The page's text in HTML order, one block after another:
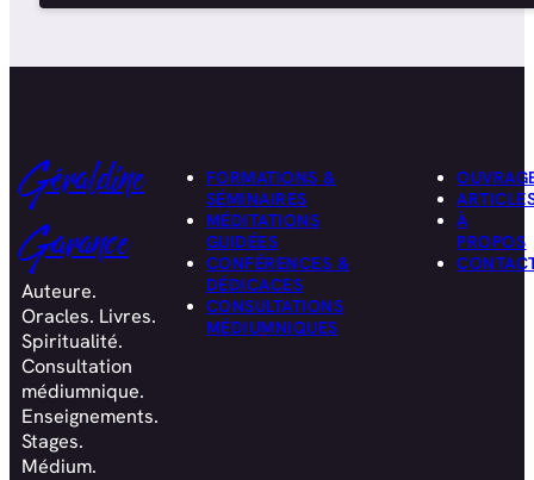
Géraldine
Garance
Auteure.
Oracles. Livres.
Spiritualité.
Consultation
médiumnique.
Enseignements.
Stages.
Médium.
FORMATIONS &
SÉMINAIRES
MÉDITATIONS
GUIDÉES
CONFÉRENCES &
DÉDICACES
CONSULTATIONS
MÉDIUMNIQUES
À
PROPOS